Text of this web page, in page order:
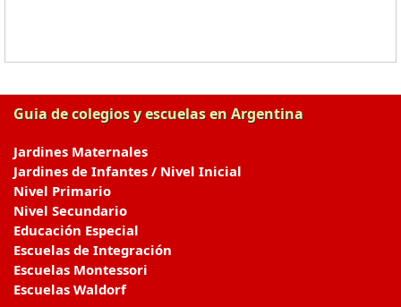
Guia de colegios y escuelas en Argentina
Jardines Maternales
Jardines de Infantes / Nivel Inicial
Nivel Primario
Nivel Secundario
Educación Especial
Escuelas de Integración
Escuelas Montessori
Escuelas Waldorf